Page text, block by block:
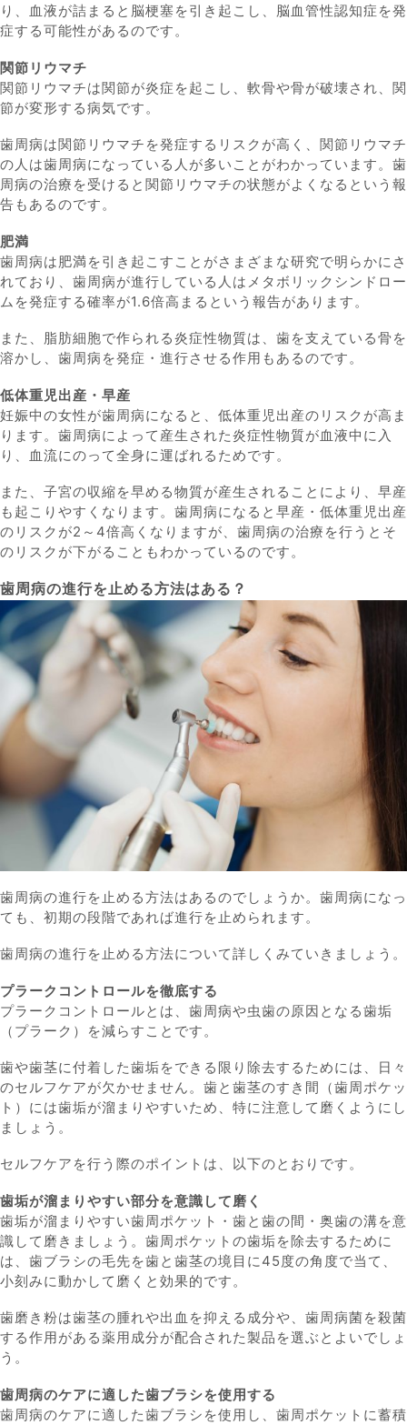
り、血液が詰まると脳梗塞を引き起こし、脳血管性認知症を発
症する可能性があるのです。
関節リウマチ
関節リウマチは関節が炎症を起こし、軟骨や骨が破壊され、関
節が変形する病気です。
歯周病は関節リウマチを発症するリスクが高く、関節リウマチ
の人は歯周病になっている人が多いことがわかっています。歯
周病の治療を受けると関節リウマチの状態がよくなるという報
告もあるのです。
肥満
歯周病は肥満を引き起こすことがさまざまな研究で明らかにさ
れており、歯周病が進行している人はメタボリックシンドロー
ムを発症する確率が1.6倍高まるという報告があります。
また、脂肪細胞で作られる炎症性物質は、歯を支えている骨を
溶かし、歯周病を発症・進行させる作用もあるのです。
低体重児出産・早産
妊娠中の女性が歯周病になると、低体重児出産のリスクが高ま
ります。歯周病によって産生された炎症性物質が血液中に入
り、血流にのって全身に運ばれるためです。
また、子宮の収縮を早める物質が産生されることにより、早産
も起こりやすくなります。歯周病になると早産・低体重児出産
のリスクが2～4倍高くなりますが、歯周病の治療を行うとそ
のリスクが下がることもわかっているのです。
歯周病の進行を止める方法はある？
歯周病の進行を止める方法はあるのでしょうか。歯周病になっ
ても、初期の段階であれば進行を止められます。
歯周病の進行を止める方法について詳しくみていきましょう。
プラークコントロールを徹底する
プラークコントロールとは、歯周病や虫歯の原因となる歯垢
（プラーク）を減らすことです。
歯や歯茎に付着した歯垢をできる限り除去するためには、日々
のセルフケアが欠かせません。歯と歯茎のすき間（歯周ポケッ
ト）には歯垢が溜まりやすいため、特に注意して磨くようにし
ましょう。
セルフケアを行う際のポイントは、以下のとおりです。
歯垢が溜まりやすい部分を意識して磨く
歯垢が溜まりやすい歯周ポケット・歯と歯の間・奥歯の溝を意
識して磨きましょう。歯周ポケットの歯垢を除去するために
は、歯ブラシの毛先を歯と歯茎の境目に45度の角度で当て、
小刻みに動かして磨くと効果的です。
歯磨き粉は歯茎の腫れや出血を抑える成分や、歯周病菌を殺菌
する作用がある薬用成分が配合された製品を選ぶとよいでしょ
う。
歯周病のケアに適した歯ブラシを使用する
歯周病のケアに適した歯ブラシを使用し、歯周ポケットに蓄積